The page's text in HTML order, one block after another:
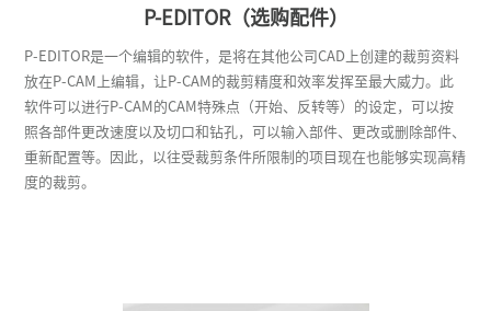
P-EDITOR（选购配件）
P-EDITOR是一个编辑的软件，是将在其他公司CAD上创建的裁剪资料
放在P-CAM上编辑，让P-CAM的裁剪精度和效率发挥至最大威力。此
软件可以进行P-CAM的CAM特殊点（开始、反转等）的设定，可以按
照各部件更改速度以及切口和钻孔，可以输入部件、更改或删除部件、
重新配置等。因此，以往受裁剪条件所限制的项目现在也能够实现高精
度的裁剪。